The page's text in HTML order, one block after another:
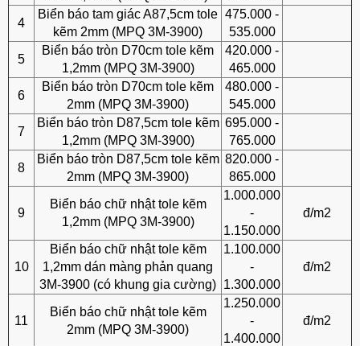
4
Biển báo tam giác A87,5cm tole
kẽm 2mm (MPQ 3M-3900)
475.000 -
535.000
5
Biển báo tròn D70cm tole kẽm
1,2mm (MPQ 3M-3900)
420.000 -
465.000
6
Biển báo tròn D70cm tole kẽm
2mm (MPQ 3M-3900)
480.000 -
545.000
7
Biển báo tròn D87,5cm tole kẽm
1,2mm (MPQ 3M-3900)
695.000 -
765.000
8
Biển báo tròn D87,5cm tole kẽm
2mm (MPQ 3M-3900)
820.000 -
865.000
9
Biển báo chữ nhật tole kẽm
1,2mm (MPQ 3M-3900)
1.000.000
-
1.150.000
đ/m2
10
Biển báo chữ nhật tole kẽm
1,2mm dán màng phản quang
3M-3900 (có khung gia cường)
1.100.000
-
1.300.000
đ/m2
11
Biển báo chữ nhật tole kẽm
2mm (MPQ 3M-3900)
1.250.000
-
1.400.000
đ/m2